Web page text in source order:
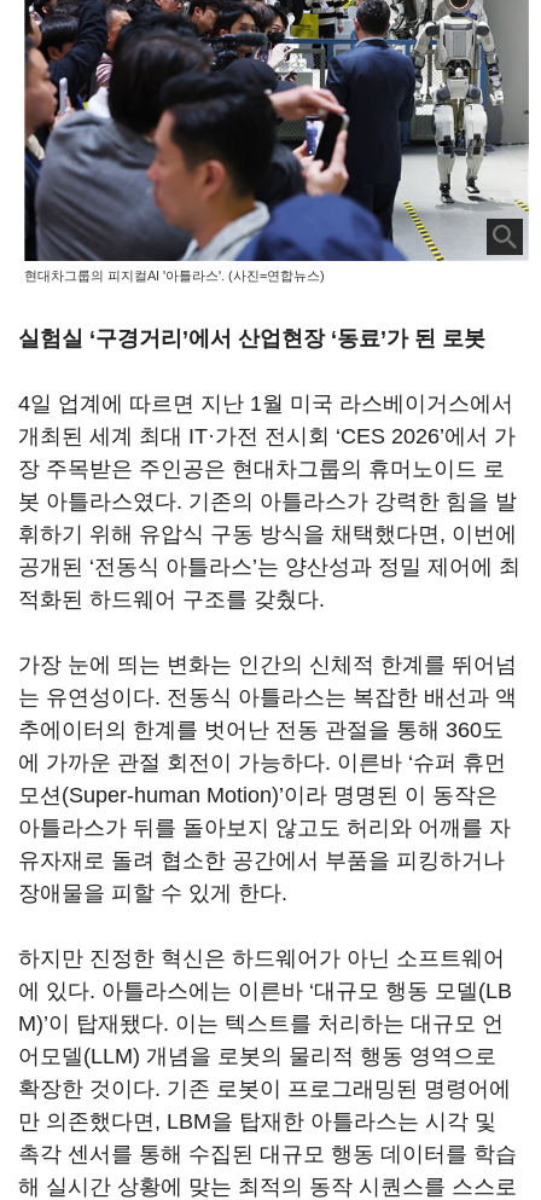
현대차그룹의 피지컬AI '아틀라스'. (사진=연합뉴스)
실험실 ‘구경거리’에서 산업현장 ‘동료’가 된 로봇
4일 업계에 따르면 지난 1월 미국 라스베이거스에서
개최된 세계 최대 IT·가전 전시회 ‘CES 2026’에서 가
장 주목받은 주인공은 현대차그룹의 휴머노이드 로
봇 아틀라스였다. 기존의 아틀라스가 강력한 힘을 발
휘하기 위해 유압식 구동 방식을 채택했다면, 이번에
공개된 ‘전동식 아틀라스’는 양산성과 정밀 제어에 최
적화된 하드웨어 구조를 갖췄다.
가장 눈에 띄는 변화는 인간의 신체적 한계를 뛰어넘
는 유연성이다. 전동식 아틀라스는 복잡한 배선과 액
추에이터의 한계를 벗어난 전동 관절을 통해 360도
에 가까운 관절 회전이 가능하다. 이른바 ‘슈퍼 휴먼
모션(Super-human Motion)’이라 명명된 이 동작은
아틀라스가 뒤를 돌아보지 않고도 허리와 어깨를 자
유자재로 돌려 협소한 공간에서 부품을 피킹하거나
장애물을 피할 수 있게 한다.
하지만 진정한 혁신은 하드웨어가 아닌 소프트웨어
에 있다. 아틀라스에는 이른바 ‘대규모 행동 모델(LB
M)’이 탑재됐다. 이는 텍스트를 처리하는 대규모 언
어모델(LLM) 개념을 로봇의 물리적 행동 영역으로
확장한 것이다. 기존 로봇이 프로그래밍된 명령어에
만 의존했다면, LBM을 탑재한 아틀라스는 시각 및
촉각 센서를 통해 수집된 대규모 행동 데이터를 학습
해 실시간 상황에 맞는 최적의 동작 시퀀스를 스스로